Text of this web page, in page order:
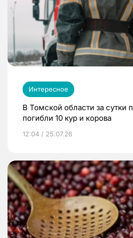
Интересное
В Томской области за сутки
погибли 10 кур и корова
12:04 / 25.07.26